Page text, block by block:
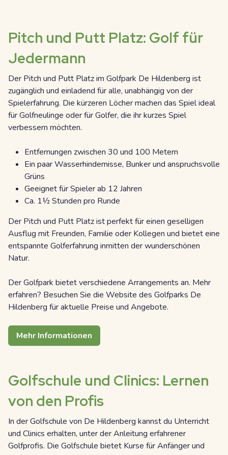
Pitch und Putt Platz: Golf für
Jedermann
Der Pitch und Putt Platz im Golfpark De Hildenberg ist
zugänglich und einladend für alle, unabhängig von der
Spielerfahrung. Die kürzeren Löcher machen das Spiel ideal
für Golfneulinge oder für Golfer, die ihr kurzes Spiel
verbessern möchten.
Entfernungen zwischen 30 und 100 Metern
Ein paar Wasserhindernisse, Bunker und anspruchsvolle
Grüns
Geeignet für Spieler ab 12 Jahren
Ca. 1½ Stunden pro Runde
Der Pitch und Putt Platz ist perfekt für einen geselligen
Ausflug mit Freunden, Familie oder Kollegen und bietet eine
entspannte Golferfahrung inmitten der wunderschönen
Natur.
Der Golfpark bietet verschiedene Arrangements an. Mehr
erfahren? Besuchen Sie die Website des Golfparks De
Hildenberg für aktuelle Preise und Angebote.
Mehr Informationen
Golfschule und Clinics: Lernen
von den Profis
In der Golfschule von De Hildenberg kannst du Unterricht
und Clinics erhalten, unter der Anleitung erfahrener
Golfprofis. Die Golfschule bietet Kurse für Anfänger und